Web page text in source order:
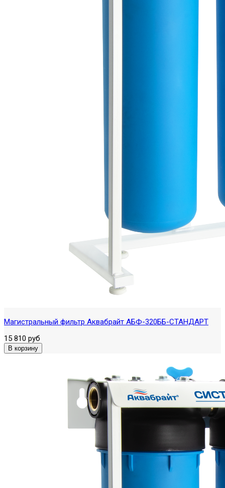
Магистральный фильтр Аквабрайт АБФ-320ББ-СТАНДАРТ
15 810 руб